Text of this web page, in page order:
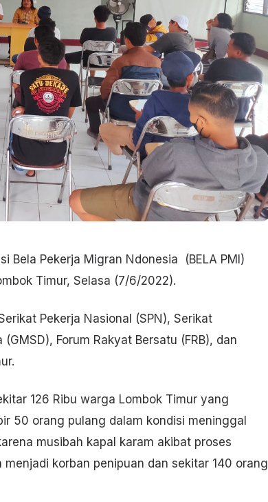
Bela Pekerja Migran Ndonesia (BELA PMI)
Timur, Selasa (7/6/2022).
Pekerja Nasional (SPN), Serikat
Forum Rakyat Bersatu (FRB), dan
126 Ribu warga Lombok Timur yang
50 orang pulang dalam kondisi meninggal
musibah kapal karam akibat proses
korban penipuan dan sekitar 140 orang